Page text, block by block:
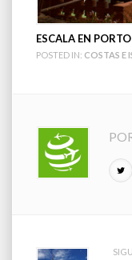
ESCALA EN
POSTED IN: COSTAS E